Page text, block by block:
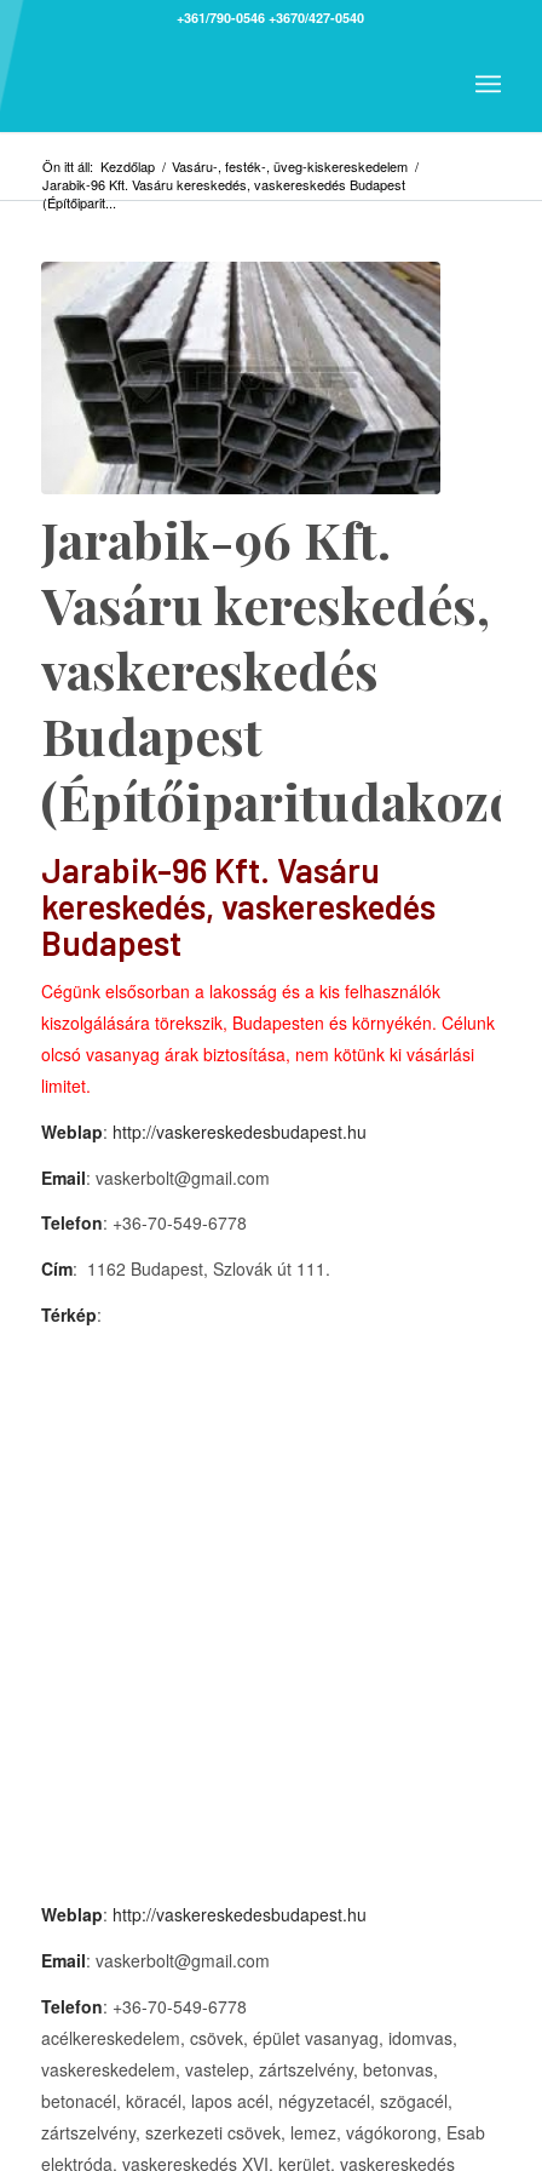
+361/790-0546 +3670/427-0540
Ön itt áll: Kezdőlap / Vasáru-, festék-, üveg-kiskereskedelem /
Jarabik-96 Kft. Vasáru kereskedés, vaskereskedés Budapest
(Építőiparit...
Jarabik-96 Kft.
Vasáru kereskedés,
vaskereskedés
Budapest
(Építőiparitudakozó)
Jarabik-96 Kft. Vasáru
kereskedés, vaskereskedés
Budapest
Cégünk elsősorban a lakosság és a kis felhasználók
kiszolgálására törekszik, Budapesten és környékén. Célunk
olcsó vasanyag árak biztosítása, nem kötünk ki vásárlási
limitet.
Weblap: http://vaskereskedesbudapest.hu
Email: vaskerbolt@gmail.com
Telefon: +36-70-549-6778
Cím: 1162 Budapest, Szlovák út 111.
Térkép:
Weblap: http://vaskereskedesbudapest.hu
Email: vaskerbolt@gmail.com
Telefon: +36-70-549-6778
acélkereskedelem, csövek, épület vasanyag, idomvas,
vaskereskedelem, vastelep, zártszelvény, betonvas,
betonacél, köracél, lapos acél, négyzetacél, szögacél,
zártszelvény, szerkezeti csövek, lemez, vágókorong, Esab
elektróda, vaskereskedés XVI. kerület, vaskereskedés